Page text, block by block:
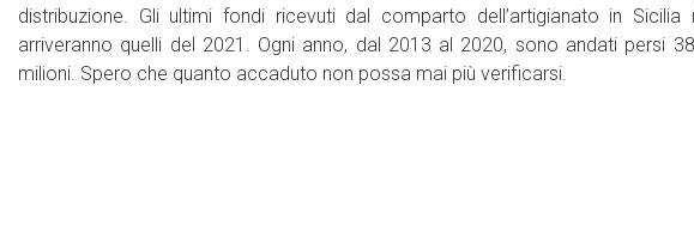
distribuzione. Gli ultimi fondi ricevuti dal comparto dell’artigianato in
arriveranno quelli del 2021. Ogni anno, dal 2013 al 2020, sono andati persi
milioni. Spero che quanto accaduto non possa mai più verificarsi.